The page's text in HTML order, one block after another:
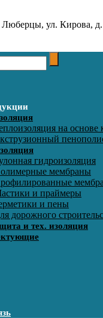
Люберцы, ул. Кирова,
на основе
гидроизоляция
мембраны
и праймеры
и пены
дорожного
и тех. изоляция